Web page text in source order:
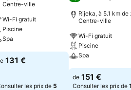
Centre-ville
Wi-Fi gratuit
Piscine
Spa
les prix
131 €
les prix de 5
Rijeka, à 5.1 km de :
Centre-ville
Wi-Fi gratuit
Piscine
Spa
Consulter les
de 151 €
Consulter les prix de